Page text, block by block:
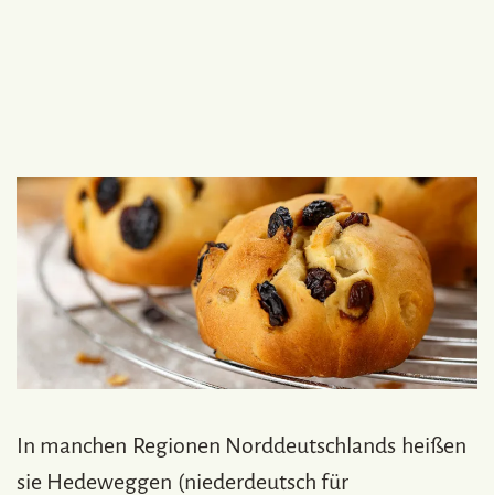
In manchen Regionen Norddeutschlands heißen
sie Hedeweggen (niederdeutsch für